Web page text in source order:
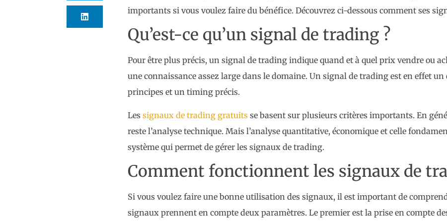
importants si vous voulez faire du bénéfice. Découvrez ci-dessous comment ses
Qu’est-ce qu’un signal de trading ?
Pour être plus précis, un signal de trading indique quand et à quel prix vendre ou
une connaissance assez large dans le domaine. Un signal de trading est en effet un
principes et un timing précis.
Les signaux de trading gratuits se basent sur plusieurs critères importants. En
reste l’analyse technique. Mais l’analyse quantitative, économique et celle
système qui permet de gérer les signaux de trading.
Comment fonctionnent les signaux de
Si vous voulez faire une bonne utilisation des signaux, il est important de
signaux prennent en compte deux paramètres. Le premier est la prise en compte